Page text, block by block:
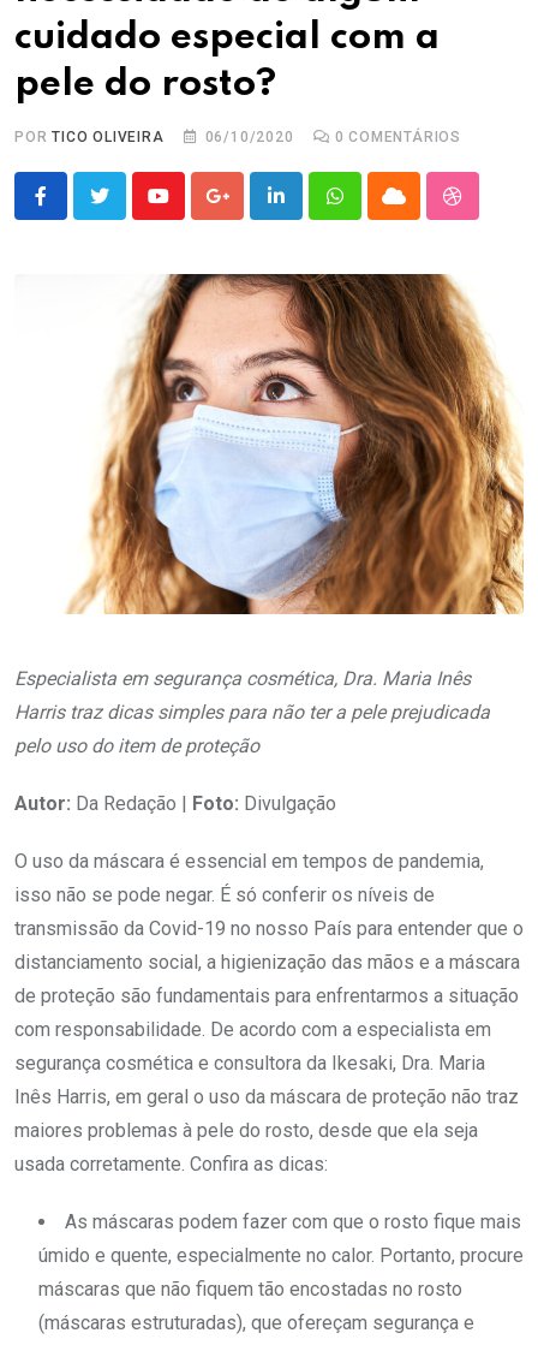
cuidado especial com a
pele do rosto?
PORTICO OLIVEIRA 06/10/2020 0 COMENTÁRIOS
YoutubeGoogle+LinkedInWhatsappCloud
Especialista em segurança cosmética, Dra. Maria Inês
Harris traz dicas simples para não ter a pele prejudicada
pelo uso do item de proteção
Autor: Da Redação | Foto: Divulgação
O uso da máscara é essencial em tempos de pandemia,
isso não se pode negar. É só conferir os níveis de
transmissão da Covid-19 no nosso País para entender que o
distanciamento social, a higienização das mãos e a máscara
de proteção são fundamentais para enfrentarmos a situação
com responsabilidade. De acordo com a especialista em
segurança cosmética e consultora da Ikesaki, Dra. Maria
Inês Harris, em geral o uso da máscara de proteção não traz
maiores problemas à pele do rosto, desde que ela seja
usada corretamente. Confira as dicas:
As máscaras podem fazer com que o rosto fique mais
úmido e quente, especialmente no calor. Portanto, procure
máscaras que não fiquem tão encostadas no rosto
(máscaras estruturadas), que ofereçam segurança e